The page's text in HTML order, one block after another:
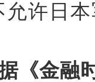
许日
《金融